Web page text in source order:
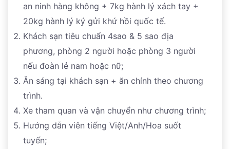
Lượng. Ban đầu, đền thờ và lăng mộ của Lưu Bị được
xây dựng vào năm 223, ngay sau khi ông qua đời. Sau
này, Lý Hùng, vua nước Thành Hán, cho xây dựng
thêm Vũ Hầu Từ trong khuôn viên này, để thờ Gia Cát
Lượng.(Chi phí tự túc)
sau đó đoàn ra sân bay làm thủ tục đáp chuyến bay
về Việt Nam.
an ninh hàng không + 7kg hành lý xách tay +
20kg hành lý ký gửi khứ hồi quốc tế.
Khách sạn tiêu chuẩn 4sao & 5 sao địa
phương, phòng 2 người hoặc phòng 3 người
nếu đoàn lẻ nam hoặc nữ;
Ăn sáng tại khách sạn + ăn chính theo chương
trình.
Xe tham quan và vận chuyển như chương trình;
Hướng dẫn viên tiếng Việt/Anh/Hoa suốt
tuyến;